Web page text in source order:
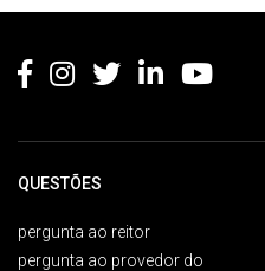
QUESTÕES
pergunta ao reitor
pergunta ao provedor do